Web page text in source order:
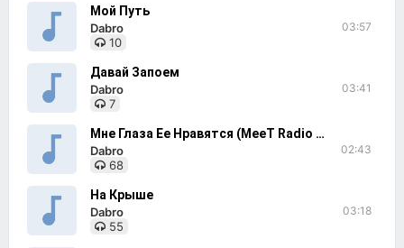
Мой Путь
Dabro
10
03:57
Давай Запоем
Dabro
7
03:41
Мне Глаза Ее Нравятся (MeeT Radio Remix)
Dabro
68
02:43
На Крыше
Dabro
55
03:18